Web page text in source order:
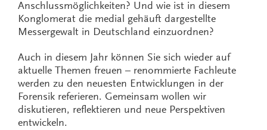
Anschlussmöglichkeiten? Und wie ist in diesem
Konglomerat die medial gehäuft dargestellte
Messergewalt in Deutschland einzuordnen?
Auch in diesem Jahr können Sie sich wieder auf
aktuelle Themen freuen – renommierte Fachleute
werden zu den neuesten Entwicklungen in der
Forensik referieren. Gemeinsam wollen wir
diskutieren, reflektieren und neue Perspektiven
entwickeln.